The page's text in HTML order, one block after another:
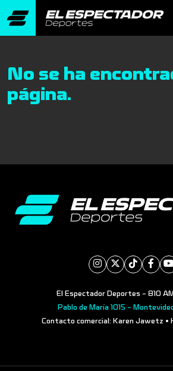
No se ha
página.
El Espectador Deportes - 810
Pablo de María 1015 -
Contacto comercial: Karen Jawetz •